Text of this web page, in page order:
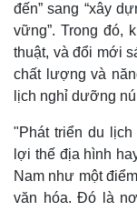
đến” sang “xây
vững”. Trong đó,
thuật, và đổi mới
chất lượng và
lịch nghỉ dưỡng
"Phát triển du
lợi thế địa hình
Nam như một
văn hóa. Đó là